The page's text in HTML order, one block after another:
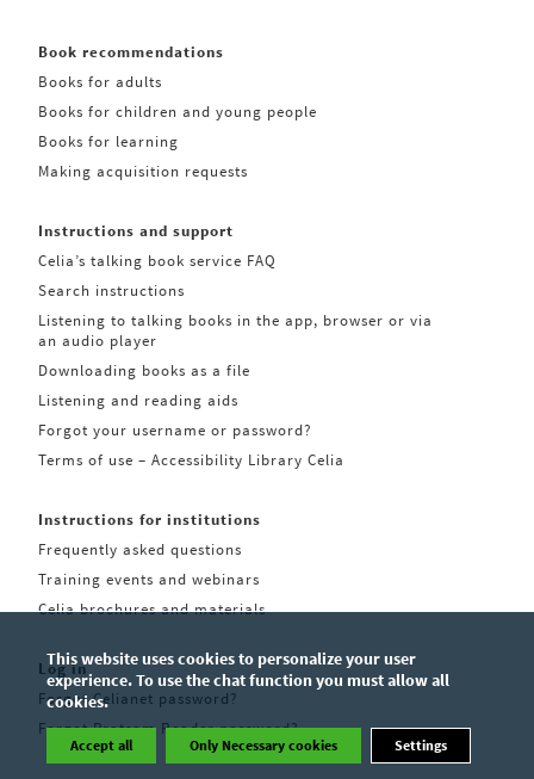
Book recommendations
Books for adults
Books for children and young people
Books for learning
Making acquisition requests
Instructions and support
Celia’s talking book service FAQ
Search instructions
Listening to talking books in the app, browser or via
an audio player
Downloading books as a file
Listening and reading aids
Forgot your username or password?
Terms of use – Accessibility Library Celia
Instructions for institutions
Frequently asked questions
Training events and webinars
Celia brochures and materials
Log in
Forgot Celianet password?
Forgot Pratsam Reader password?
This website uses cookies to personalize your user
experience. To use the chat function you must allow all
cookies.
Accept all Only Necessary cookies Settings